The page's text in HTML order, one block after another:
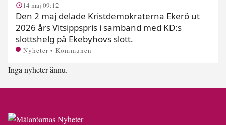
14 maj 09:12
Den 2 maj delade Kristdemokraterna Ekerö ut
2026 års Vitsippspris i samband med KD:s
slottshelg på Ekebyhovs slott.
Nyheter • Kommunen
Inga nyheter ännu.